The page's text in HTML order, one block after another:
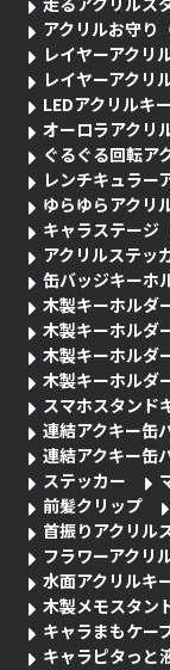
アクリルお守り
レイヤーアクリ
レイヤーアクリ
LEDアクリルキ
オーロラアクリ
ぐるぐる回転ア
レンチキュラー
ゆらゆらアクリ
キャラステージ
アクリルステッ
缶バッジキーホ
木製キーホルダ
木製キーホルダ
木製キーホルダ
木製キーホルダ
スマホスタンド
連結アクキー缶
連結アクキー缶
ステッカー
前髪クリップ
首振りアクリル
フラワーアクリ
水面アクリルキ
木製メモスタン
キャラまもケー
キャラピタっと